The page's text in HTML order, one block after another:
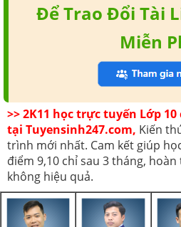
Để Trao Đổi Tài
Miễn
>> 2K11 học trực tuyến Lớp
tại Tuyensinh247.com, Kiến
trình mới nhất. Cam kết giúp
điểm 9,10 chỉ sau 3 tháng,
không hiệu quả.